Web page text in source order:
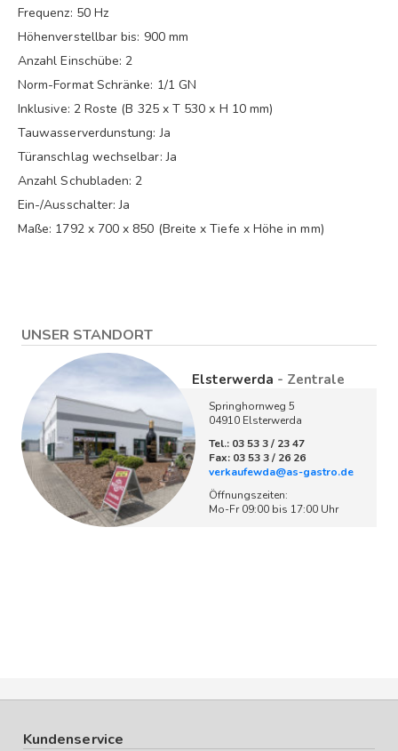
Frequenz: 50 Hz
Höhenverstellbar bis: 900 mm
Anzahl Einschübe: 2
Norm-Format Schränke: 1/1 GN
Inklusive: 2 Roste (B 325 x T 530 x H 10 mm)
Tauwasserverdunstung: Ja
Türanschlag wechselbar: Ja
Anzahl Schubladen: 2
Ein-/Ausschalter: Ja
Maße: 1792 x 700 x 850 (Breite x Tiefe x Höhe in mm)
UNSER STANDORT
Elsterwerda - Zentrale
Springhornweg 5
04910 Elsterwerda
Tel.: 03 53 3 / 23 47
Fax: 03 53 3 / 26 26
verkaufewda@as-gastro.de
Öffnungszeiten:
Mo-Fr 09:00 bis 17:00 Uhr
Kundenservice